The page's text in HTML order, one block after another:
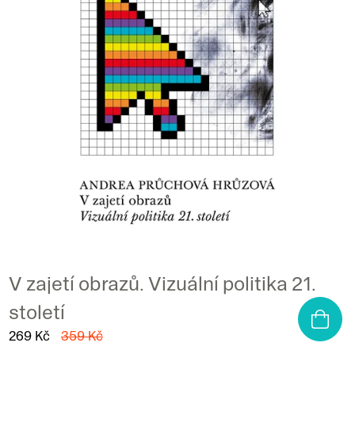
V zajetí obrazů. Vizuální politika 21.
století
269 Kč 359 Kč